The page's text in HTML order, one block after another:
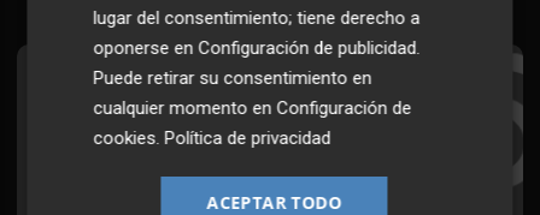
Suscríbete al Boletín
Todos los días a primera hora en tu email
lugar del consentimiento; tiene derecho a
oponerse enConfiguración de publicidad.
Puede retirar su consentimiento en
cualquier momento enConfiguración de
cookies.Política de privacidad
ACEPTAR TODO